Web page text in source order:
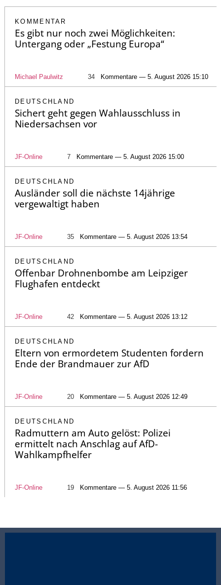
KOMMENTAR
Es gibt nur noch zwei Möglichkeiten:
Untergang oder „Festung Europa“
Michael Paulwitz 34 Kommentare — 5. August 2026 15:10
DEUTSCHLAND
Sichert geht gegen Wahlausschluss in
Niedersachsen vor
JF-Online 7 Kommentare — 5. August 2026 15:00
DEUTSCHLAND
Ausländer soll die nächste 14jährige
vergewaltigt haben
JF-Online 35 Kommentare — 5. August 2026 13:54
DEUTSCHLAND
Offenbar Drohnenbombe am Leipziger
Flughafen entdeckt
JF-Online 42 Kommentare — 5. August 2026 13:12
DEUTSCHLAND
Eltern von ermordetem Studenten fordern
Ende der Brandmauer zur AfD
JF-Online 20 Kommentare — 5. August 2026 12:49
DEUTSCHLAND
Radmuttern am Auto gelöst: Polizei
ermittelt nach Anschlag auf AfD-
Wahlkampfhelfer
JF-Online 19 Kommentare — 5. August 2026 11:56